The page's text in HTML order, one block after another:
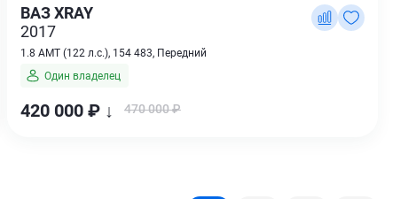
ВАЗ XRAY
2017
1.8 AMT (122 л.с.), 154 483, Передний
Один владелец
420 000 ₽ ↓ 470 000 ₽